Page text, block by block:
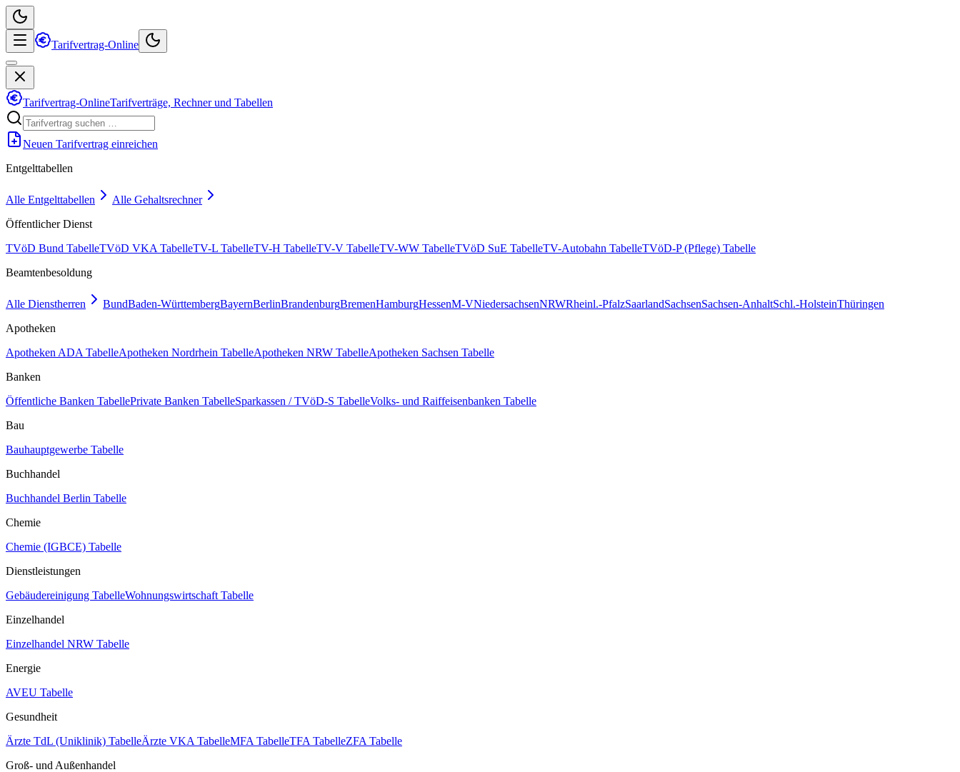
Tarifvertrag-Online
Tarifvertrag-OnlineTarifverträge, Rechner und Tabellen
Neuen Tarifvertrag einreichen
Entgelttabellen
Alle Entgelttabellen
Alle Gehaltsrechner
Öffentlicher Dienst
TVöD Bund TabelleTVöD VKA TabelleTV-L TabelleTV-H TabelleTV-V TabelleTV-WW TabelleTVöD SuE TabelleTV-Autobahn TabelleTVöD-P (Pflege) Tabelle
Beamtenbesoldung
Alle Dienstherren BundBaden-WürttembergBayernBerlinBrandenburgBremenHamburgHessenM-VNiedersachsenNRWRheinl.-PfalzSaarlandSachsenSachsen-AnhaltSchl.-HolsteinThüringen
Apotheken
Apotheken ADA TabelleApotheken Nordrhein TabelleApotheken NRW TabelleApotheken Sachsen Tabelle
Banken
Öffentliche Banken TabellePrivate Banken TabelleSparkassen / TVöD-S TabelleVolks- und Raiffeisenbanken Tabelle
Bau
Bauhauptgewerbe Tabelle
Buchhandel
Buchhandel Berlin Tabelle
Chemie
Chemie (IGBCE) Tabelle
Dienstleistungen
Gebäudereinigung TabelleWohnungswirtschaft Tabelle
Einzelhandel
Einzelhandel NRW Tabelle
Energie
AVEU Tabelle
Gesundheit
Ärzte TdL (Uniklinik) TabelleÄrzte VKA TabelleMFA TabelleTFA TabelleZFA Tabelle
Groß- und Außenhandel